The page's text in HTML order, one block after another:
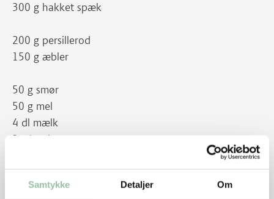
Samtykke Detaljer Om
300 g hakket spæk
200 g persillerod
150 g æbler
50 g smør
50 g mel
4 dl mælk
2 tsk salt
Sådan gør du